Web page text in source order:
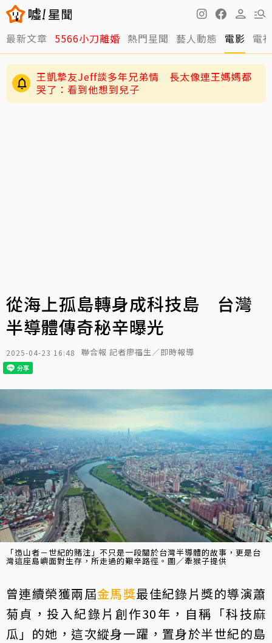
最新文章 5566小刀離婚 熱門星聞 藝人動態 電影 電
王凱摯友Jeff談多年兄弟情 長太像連王媽媽都
哭了：看到他想到兒子
陳妍希9歲兒「小星星」長大了！正臉曝光 網
驚：陳曉縮小版
從海上孤島轉身成科技島 台灣
半導體傳奇秘辛曝光
2025-04-23 16:48 聯合報 記者廖福生／即時報導
「造山者－世紀的賭注」不只是一段關於台灣半導體的故事，更是台
灣這座島嶼面對生存，所走過的艱辛路徑。圖／牽猴子提供
曾連續榮獲兩屆金馬獎最佳紀錄片獎的導演蕭
菊貞，投入紀錄片創作30年，自稱「科技麻
瓜」的她，這次縱身一躍，置身於半世紀的島